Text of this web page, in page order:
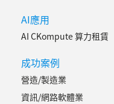
AI應用
AI CKompute 算力租賃
成功案例
營造/製造業
資訊/網路軟體業